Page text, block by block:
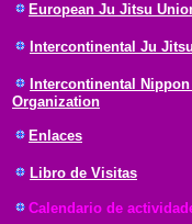
European Ju Jitsu
Intercontinental Ju
Intercontinental
Organization
Enlaces
Libro de Visitas
Calendario de